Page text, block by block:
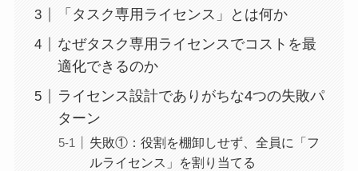
「タスク専用ライセンス」とは何か
なぜタスク専用ライセンスでコストを最
適化できるのか
ライセンス設計でありがちな4つの失敗パ
ターン
失敗①：役割を棚卸しせず、全員に「フ
ルライセンス」を割り当てる